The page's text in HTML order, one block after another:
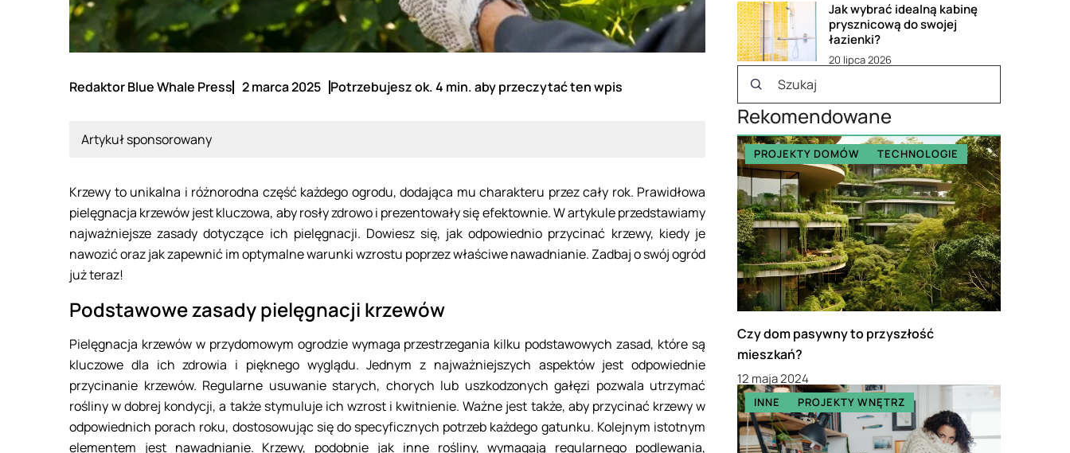
Redaktor Blue Whale Press 2 marca 2025 Potrzebujesz ok. 4 min. aby przeczytać ten wpis
Artykuł sponsorowany
Krzewy to unikalna i różnorodna część każdego ogrodu, dodająca mu charakteru przez cały rok. Prawidłowa
pielęgnacja krzewów jest kluczowa, aby rosły zdrowo i prezentowały się efektownie. W artykule przedstawiamy
najważniejsze zasady dotyczące ich pielęgnacji. Dowiesz się, jak odpowiednio przycinać krzewy, kiedy je
nawozić oraz jak zapewnić im optymalne warunki wzrostu poprzez właściwe nawadnianie. Zadbaj o swój ogród
już teraz!
Podstawowe zasady pielęgnacji krzewów
Pielęgnacja krzewów w przydomowym ogrodzie wymaga przestrzegania kilku podstawowych zasad, które są
kluczowe dla ich zdrowia i pięknego wyglądu. Jednym z najważniejszych aspektów jest odpowiednie
przycinanie krzewów. Regularne usuwanie starych, chorych lub uszkodzonych gałęzi pozwala utrzymać
rośliny w dobrej kondycji, a także stymuluje ich wzrost i kwitnienie. Ważne jest także, aby przycinać krzewy w
odpowiednich porach roku, dostosowując się do specyficznych potrzeb każdego gatunku. Kolejnym istotnym
elementem jest nawadnianie. Krzewy, podobnie jak inne rośliny, wymagają regularnego podlewania,
Jak wybrać idealną kabinę
prysznicową do swojej
łazienki?
20 lipca 2026
Rekomendowane
PROJEKTY DOMÓW TECHNOLOGIE
Czy dom pasywny to przyszłość
mieszkań?
12 maja 2024
INNE PROJEKTY WNĘTRZ